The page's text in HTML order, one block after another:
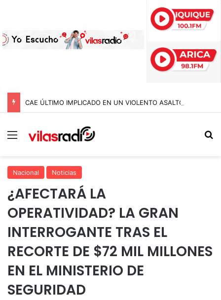
Menú
Nacional Noticias
¿AFECTARÁ LA
OPERATIVIDAD? LA GRAN
INTERROGANTE TRAS EL
RECORTE DE $72 MIL MILLONES
EN EL MINISTERIO DE
SEGURIDAD